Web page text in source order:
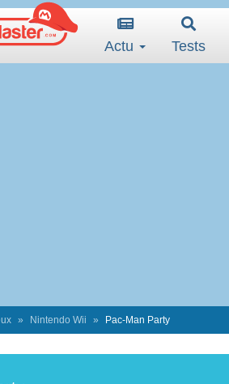
Actu Tests
Nintendo Wii Pac-Man Party